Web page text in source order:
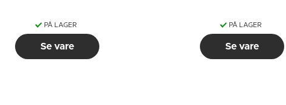
PÅ LAGER
Se vare
PÅ LAGER
Se vare